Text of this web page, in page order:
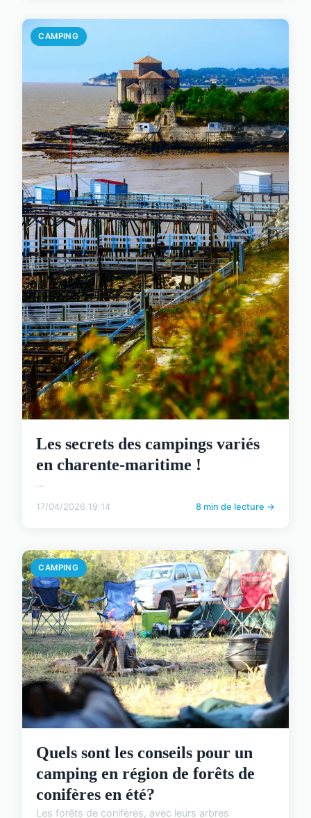
CAMPING
Les secrets des campings variés
en charente-maritime !
...
17/04/2026 19:14 8 min de lecture →
CAMPING
Quels sont les conseils pour un
camping en région de forêts de
conifères en été?
Les forêts de conifères, avec leurs arbres